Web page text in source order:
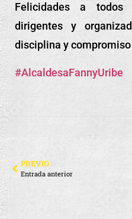
Felicidades a
dirigentes y
disciplina y
#AlcaldesaFannyUribe
PREVIO
Entrada anterior